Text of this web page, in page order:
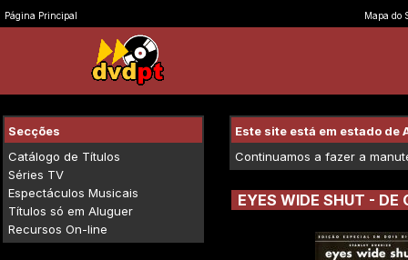
Página Principal Mapa do
Secções
Catálogo de Títulos
Séries TV
Espectáculos Musicais
Títulos só em Aluguer
Recursos On-line
Este site está em estado de
Continuamos a fazer a
EYES WIDE SHUT - DE